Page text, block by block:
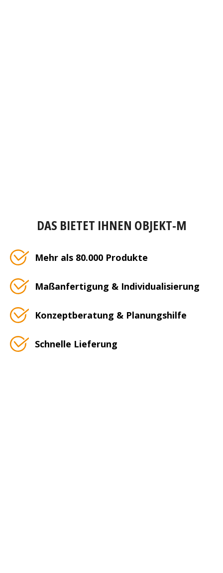
DAS BIETET IHNEN OBJEKT-M
Mehr als 80.000 Produkte
Maßanfertigung & Individualisierung
Konzeptberatung & Planungshilfe
Schnelle Lieferung